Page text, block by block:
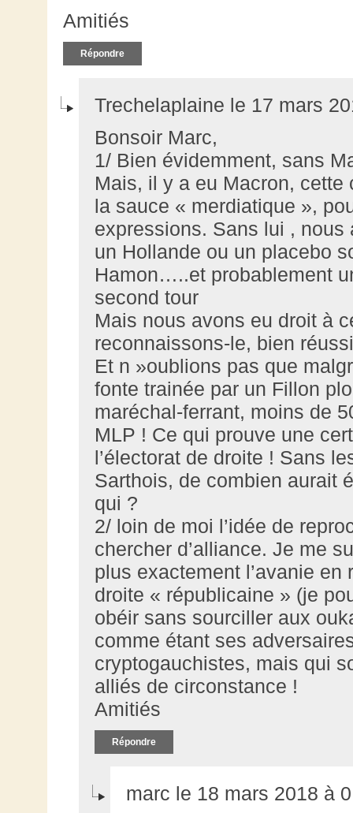
Amitiés
Répondre
Trechelaplaine le 17 mars
Bonsoir Marc,
1/ Bien évidemment, sans
Mais, il y a eu Macron,
la sauce « merdiatique »,
expressions. Sans lui ,
un Hollande ou un placebo
Hamon…..et probablement
second tour
Mais nous avons eu droit à
reconnaissons-le, bien
Et n »oublions pas que
fonte trainée par un Fillon
maréchal-ferrant, moins de
MLP ! Ce qui prouve une
l’électorat de droite ! Sans
Sarthois, de combien aurait
qui ?
2/ loin de moi l’idée de
chercher d’alliance. Je me
plus exactement l’avanie
droite « républicaine » (je
obéir sans sourciller aux
comme étant ses
cryptogauchistes, mais qui
alliés de circonstance !
Amitiés
Répondre
marc le 18 mars 2018 à